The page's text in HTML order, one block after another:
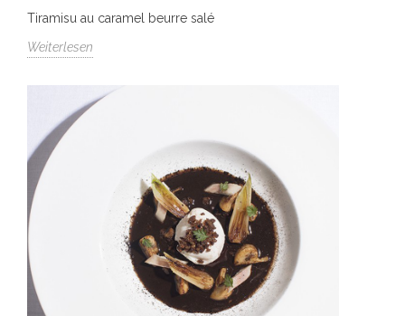
Tiramisu au caramel beurre salé
Weiterlesen